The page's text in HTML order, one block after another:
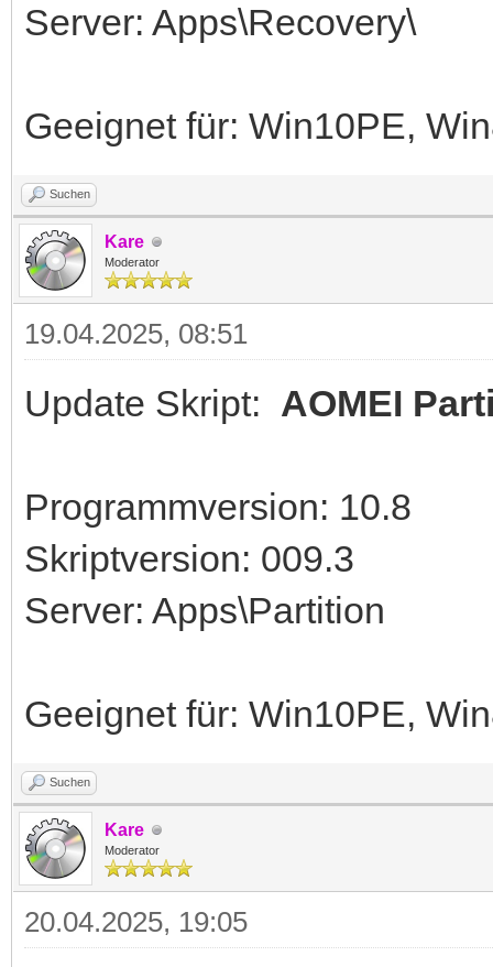
Server: Apps\Recovery\
Geeignet für: Win10PE,
Suchen
Kare
Moderator
19.04.2025, 08:51
Update Skript: AOMEI
Programmversion: 10.8
Skriptversion: 009.3
Server: Apps\Partition
Geeignet für: Win10PE,
Suchen
Kare
Moderator
20.04.2025, 19:05